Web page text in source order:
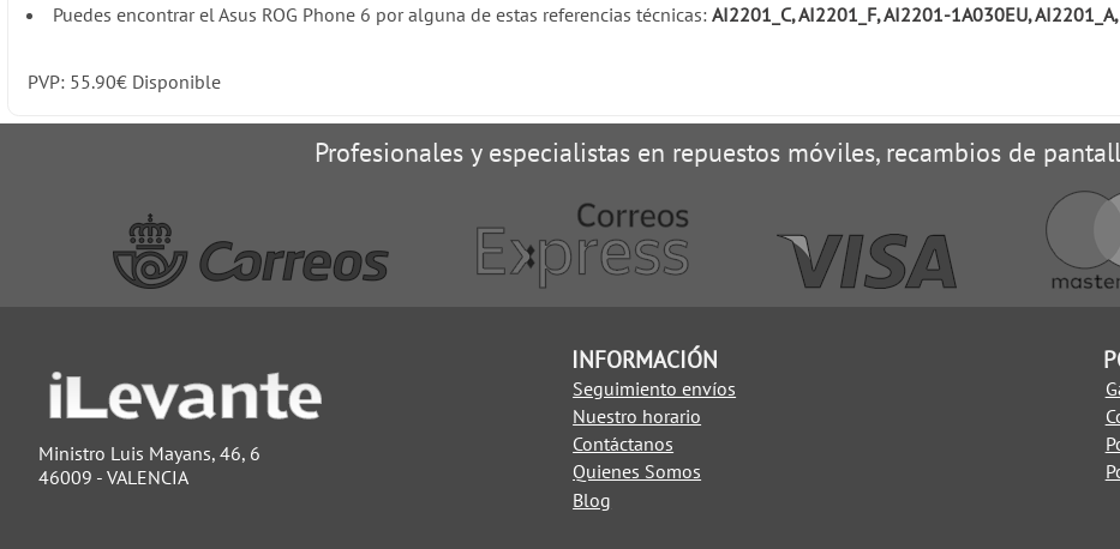
Puedes encontrar el Asus ROG Phone 6 por alguna de estas referencias técnicas:AI2201_C, AI2201_F, AI2201-1A030EU,
PVP: 55.90€ Disponible
Profesionales y especialistas en repuestos móviles, recambios de
Ministro Luis Mayans, 46, 6
46009 - VALENCIA
INFORMACIÓN
Seguimiento envíos
Nuestro horario
Contáctanos
Quienes Somos
Blog